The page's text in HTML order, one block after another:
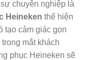
chuyên nghiệp là
Heineken thể hiện
tạo cảm giác gọn
mắt khách
phục Heineken sẽ